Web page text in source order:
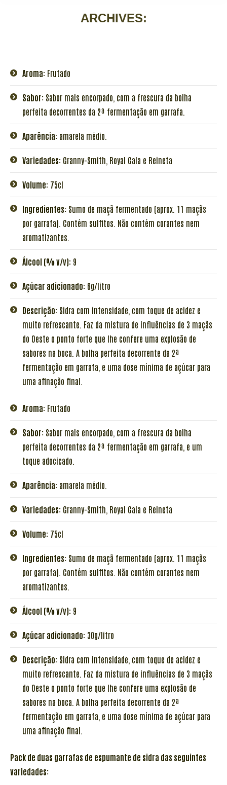
ARCHIVES:
Aroma: Frutado
Sabor: Sabor mais encorpado, com a frescura da bolha
perfeita decorrentes da 2ª fermentação em garrafa.
Aparência: amarela médio.
Variedades: Granny-Smith, Royal Gala e Reineta
Volume: 75cl
Ingredientes: Sumo de maçã fermentado (aprox. 11 maçãs
por garrafa). Contém sulfitos. Não contém corantes nem
aromatizantes.
Álcool (% v/v): 9
Açúcar adicionado: 6g/litro
Descrição: Sidra com intensidade, com toque de acidez e
muito refrescante. Faz da mistura de influências de 3 maçãs
do Oeste o ponto forte que lhe confere uma explosão de
sabores na boca. A bolha perfeita decorrente da 2ª
fermentação em garrafa, e uma dose mínima de açúcar para
uma afinação final.
Aroma: Frutado
Sabor: Sabor mais encorpado, com a frescura da bolha
perfeita decorrentes da 2ª fermentação em garrafa, e um
toque adocicado.
Aparência: amarela médio.
Variedades: Granny-Smith, Royal Gala e Reineta
Volume: 75cl
Ingredientes: Sumo de maçã fermentado (aprox. 11 maçãs
por garrafa). Contém sulfitos. Não contém corantes nem
aromatizantes.
Álcool (% v/v): 9
Açúcar adicionado: 30g/litro
Descrição: Sidra com intensidade, com toque de acidez e
muito refrescante. Faz da mistura de influências de 3 maçãs
do Oeste o ponto forte que lhe confere uma explosão de
sabores na boca. A bolha perfeita decorrente da 2ª
fermentação em garrafa, e uma dose mínima de açúcar para
uma afinação final.
Pack de duas garrafas de espumante de sidra das seguintes
variedades: